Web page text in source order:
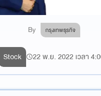
By กรุงเทพธุรกิจ
Stock 22 พ.ย. 2022 เวลา